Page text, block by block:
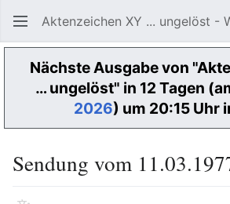
Aktenzeichen XY ... ungelöst -
Nächste Ausgabe von
… ungelöst" in 12 Tagen
2026) um 20:15 Uhr
Sendung vom